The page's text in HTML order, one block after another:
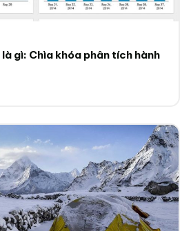
gì: Chìa khóa phân tích hành